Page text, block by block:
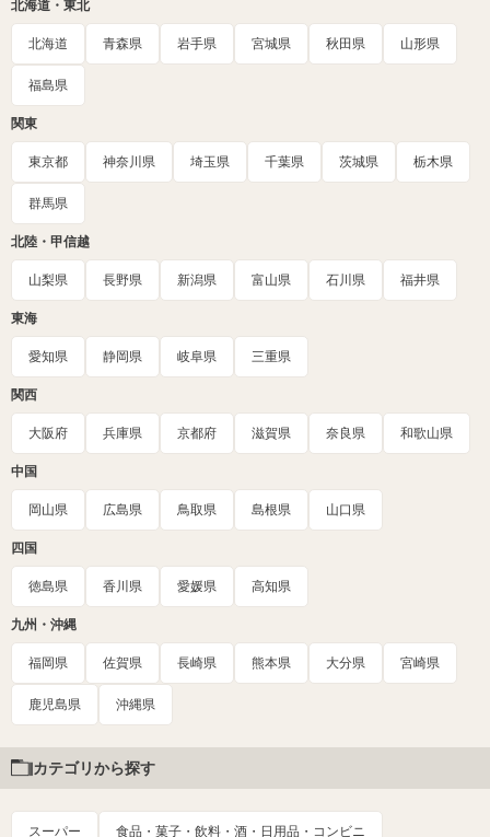
北海道・東北
北海道 青森県 岩手県 宮城県 秋田県 山形県
福島県
関東
東京都 神奈川県 埼玉県 千葉県 茨城県 栃木県
群馬県
北陸・甲信越
山梨県 長野県 新潟県 富山県 石川県 福井県
東海
愛知県 静岡県 岐阜県 三重県
関西
大阪府 兵庫県 京都府 滋賀県 奈良県 和歌山県
中国
岡山県 広島県 鳥取県 島根県 山口県
四国
徳島県 香川県 愛媛県 高知県
九州・沖縄
福岡県 佐賀県 長崎県 熊本県 大分県 宮崎県
鹿児島県 沖縄県
カテゴリから探す
スーパー 食品・菓子・飲料・酒・日用品・コンビニ